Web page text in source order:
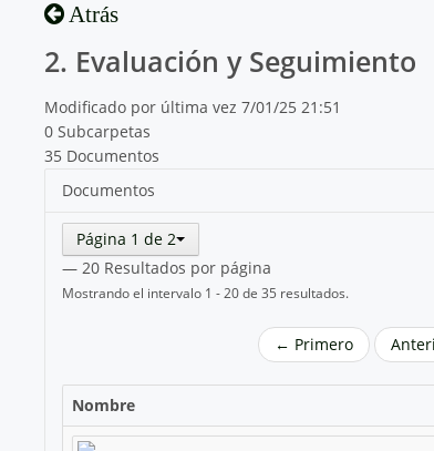
Atrás
2. Evaluación y Seguimiento
Modificado por última vez 7/01/25 21:51
0 Subcarpetas
35 Documentos
Documentos
Página 1 de 2
— 20 Resultados por página
Mostrando el intervalo 1 - 20 de 35 resultados.
← Primero
Nombre